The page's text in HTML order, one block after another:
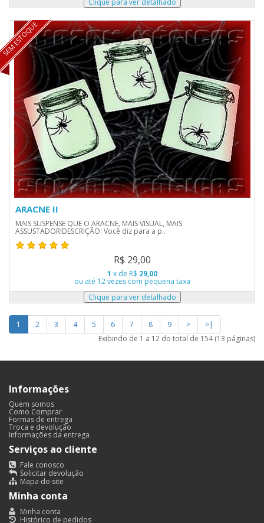
SEM ESTOQUE
ARACNE II
MAIS SUSPENSE QUE O ARACNE, MAIS VISUAL, MAIS
ASSUSTADOR!DESCRIÇÃO: Você diz para a p..
R$ 29,00
1 x de R$ 29,00
ou até 12 vezes com pequena taxa
1 2 3 4 5 6 7 8 9 >
>|
Exibindo de 1 a 12 do total de 154 (13 páginas)
Informações
Quem somos
Como Comprar
Formas de entrega
Troca e devolução
Informações da entrega
Serviços ao cliente
Fale conosco
Solicitar devolução
Mapa do site
Minha conta
Minha conta
Histórico de pedidos